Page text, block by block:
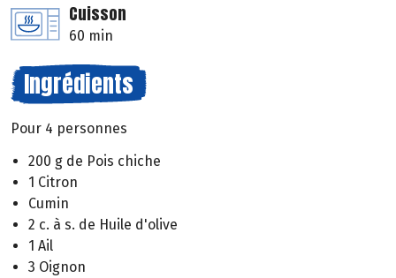
Cuisson
60 min
Ingrédients
Pour 4 personnes
200 g de Pois chiche
1 Citron
Cumin
2 c. à s. de Huile d'olive
1 Ail
3 Oignon